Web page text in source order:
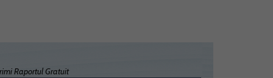
Raportul Gratuit